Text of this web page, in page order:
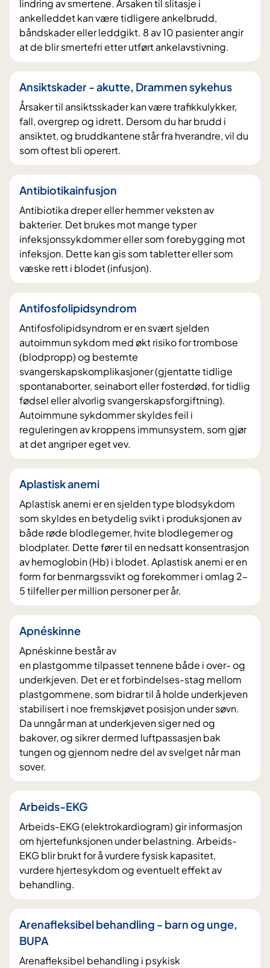
lindring av smertene. Årsaken til slitasje i
ankelleddet kan være tidligere ankelbrudd,
båndskader eller leddgikt. 8 av 10 pasienter angir
at de blir smertefri etter utført ankelavstivning.
Ansiktskader - akutte, Drammen sykehus
Årsaker til ansiktsskader kan være trafikkulykker,
fall, overgrep og idrett. Dersom du har brudd i
ansiktet, og bruddkantene står fra hverandre, vil du
som oftest bli operert.
Antibiotikainfusjon
Antibiotika dreper eller hemmer veksten av
bakterier. Det brukes mot mange typer
infeksjonssykdommer eller som forebygging mot
infeksjon. Dette kan gis som tabletter eller som
væske rett i blodet (infusjon).
Antifosfolipidsyndrom
Antifosfolipidsyndrom er en svært sjelden
autoimmun sykdom med økt risiko for trombose
(blodpropp) og bestemte
svangerskapskomplikasjoner (gjentatte tidlige
spontanaborter, seinabort eller fosterdød, for tidlig
fødsel eller alvorlig svangerskapsforgiftning).
Autoimmune sykdommer skyldes feil i
reguleringen av kroppens immunsystem, som gjør
at det angriper eget vev.
Aplastisk anemi
Aplastisk anemi er en sjelden type blodsykdom
som skyldes en betydelig svikt i produksjonen av
både røde blodlegemer, hvite blodlegemer og
blodplater. Dette fører til en nedsatt konsentrasjon
av hemoglobin (Hb) i blodet. Aplastisk anemi er en
form for benmargssvikt og forekommer i omlag 2–
5 tilfeller per million personer per år.
Apnéskinne
Apnéskinne består av
en plastgomme tilpasset tennene både i over- og
underkjeven. Det er et forbindelses-stag mellom
plastgommene, som bidrar til å holde underkjeven
stabilisert i noe fremskjøvet posisjon under søvn.
Da unngår man at underkjeven siger ned og
bakover, og sikrer dermed luftpassasjen bak
tungen og gjennom nedre del av svelget når man
sover.
Arbeids-EKG
Arbeids-EKG (elektrokardiogram) gir informasjon
om hjertefunksjonen under belastning. Arbeids-
EKG blir brukt for å vurdere fysisk kapasitet,
vurdere hjertesykdom og eventuelt effekt av
behandling.
Arenafleksibel behandling - barn og unge,
BUPA
Arenafleksibel behandling i psykisk